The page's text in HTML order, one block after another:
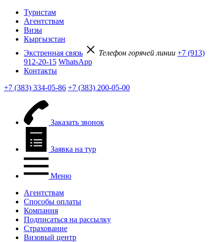
Туристам
Агентствам
Визы
Кыргызстан
Экстренная связь
Телефон горячей линии +7 (913)
912-20-15 WhatsApp
Контакты
+7 (383) 334-05-86 +7 (383) 200-05-00
Заказать звонок
Заявка на тур
Меню
Агентствам
Способы оплаты
Компания
Подписаться на рассылку
Страхование
Визовый центр